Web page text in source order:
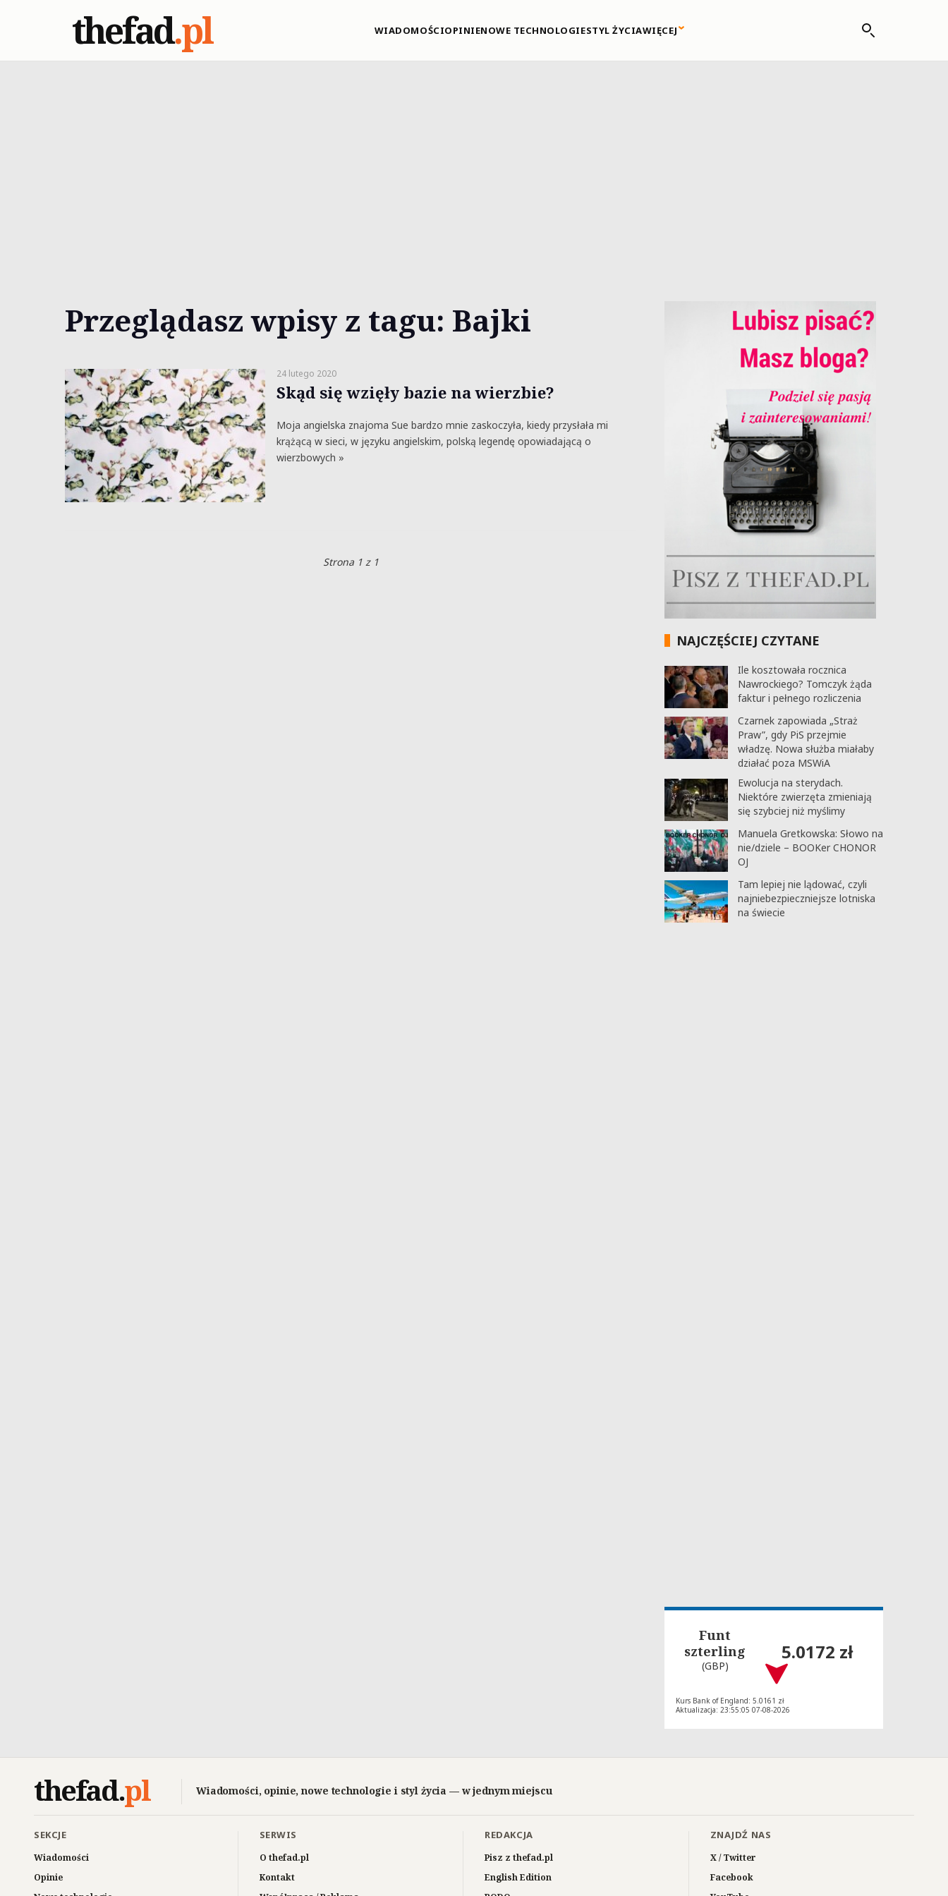
thefad.pl WIADOMOŚCIOPINIENOWE TECHNOLOGIESTYL ŻYCIAWIĘCEJ
Przeglądasz wpisy z tagu: Bajki
24 lutego 2020
Skąd się wzięły bazie na wierzbie?
Moja angielska znajoma Sue bardzo mnie zaskoczyła, kiedy przysłała mi
krążącą w sieci, w języku angielskim, polską legendę opowiadającą o
wierzbowych »
Strona 1 z 1
NAJCZĘŚCIEJ CZYTANE
Ile kosztowała rocznica
Nawrockiego? Tomczyk żąda
faktur i pełnego rozliczenia
Czarnek zapowiada „Straż
Praw”, gdy PiS przejmie
władzę. Nowa służba miałaby
działać poza MSWiA
Ewolucja na sterydach.
Niektóre zwierzęta zmieniają
się szybciej niż myślimy
Manuela Gretkowska: Słowo na
nie/dziele – BOOKer CHONOR
OJ
Tam lepiej nie lądować, czyli
najniebezpieczniejsze lotniska
na świecie
Funt
szterling
(GBP)
5.0172 zł
Kurs Bank of England: 5.0161 zł
Aktualizacja: 23:55:05 07-08-2026
thefad.pl Wiadomości, opinie, nowe technologie i styl życia — w jednym miejscu
SEKCJE
Wiadomości
Opinie
SERWIS
O thefad.pl
Kontakt
REDAKCJA
Pisz z thefad.pl
English Edition
ZNAJDŹ NAS
X / Twitter
Facebook